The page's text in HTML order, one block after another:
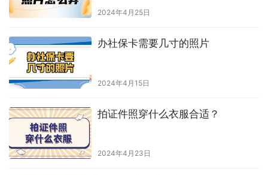
2024年4月25日
办社保卡需要几寸的照片
2024年4月15日
拍证件照穿什么衣服合适？
2024年4月23日